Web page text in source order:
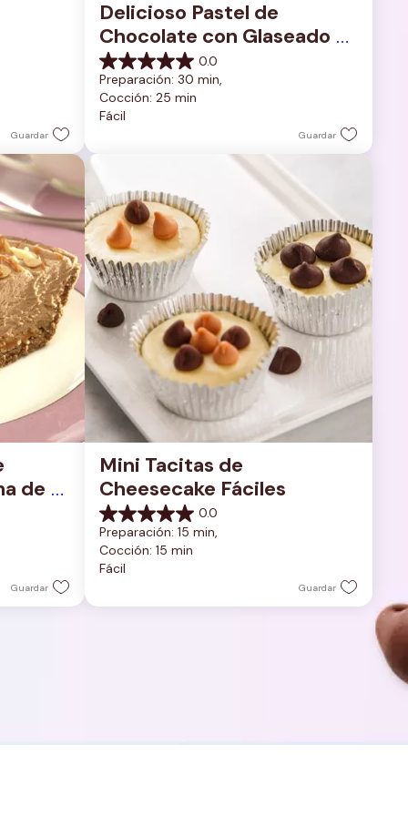
Guardar
Delicioso Pastel de
Chocolate con Glaseado
de Chocolate Rico y
Cremoso
0.0
0.0
de
5
estrellas.
Preparación: 30 min,
Cocción: 25 min
Fácil
Guardar
de
Guardar
Mini Tacitas de
Cheesecake Fáciles
0.0
0.0
de
5
estrellas.
Preparación: 15 min,
Cocción: 15 min
Fácil
Guardar